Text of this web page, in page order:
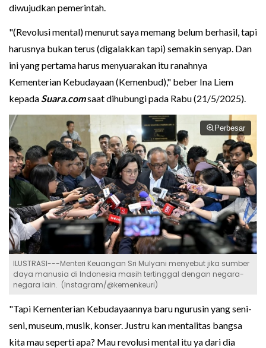
diwujudkan pemerintah.
"(Revolusi mental) menurut saya memang belum berhasil, tapi
harusnya bukan terus (digalakkan tapi) semakin senyap. Dan
ini yang pertama harus menyuarakan itu ranahnya
Kementerian Kebudayaan (Kemenbud)," beber Ina Liem
kepadaSuara.comsaat dihubungi pada Rabu (21/5/2025).
Perbesar
ILUSTRASI---Menteri Keuangan Sri Mulyani menyebut jika sumber
daya manusia di Indonesia masih tertinggal dengan negara-
negara lain. (Instagram/@kemenkeuri)
"Tapi Kementerian Kebudayaannya baru ngurusin yang seni-
seni, museum, musik, konser. Justru kan mentalitas bangsa
kita mau seperti apa? Mau revolusi mental itu ya dari dia